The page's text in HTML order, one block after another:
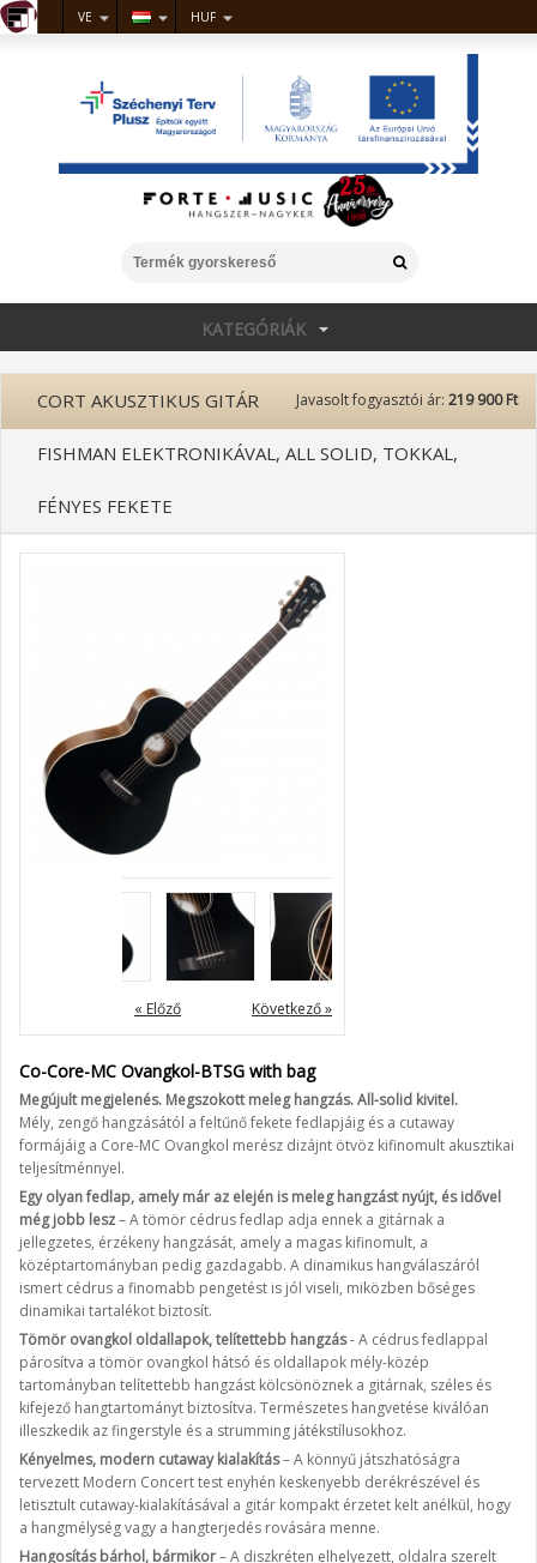
VE HUF
KATEGÓRIÁK
Javasolt fogyasztói ár: 219 900 Ft
CORT AKUSZTIKUS GITÁR
FISHMAN ELEKTRONIKÁVAL, ALL SOLID, TOKKAL,
FÉNYES FEKETE
« Előző Következő »
Co-Core-MC Ovangkol-BTSG with bag
Megújult megjelenés. Megszokott meleg hangzás. All-solid kivitel.
Mély, zengő hangzásától a feltűnő fekete fedlapjáig és a cutaway
formájáig a Core-MC Ovangkol merész dizájnt ötvöz kifinomult akusztikai
teljesítménnyel.
Egy olyan fedlap, amely már az elején is meleg hangzást nyújt, és idővel
még jobb lesz– A tömör cédrus fedlap adja ennek a gitárnak a
jellegzetes, érzékeny hangzását, amely a magas kifinomult, a
középtartományban pedig gazdagabb. A dinamikus hangválaszáról
ismert cédrus a finomabb pengetést is jól viseli, miközben bőséges
dinamikai tartalékot biztosít.
Tömör ovangkol oldallapok, telítettebb hangzás- A cédrus fedlappal
párosítva a tömör ovangkol hátsó és oldallapok mély-közép
tartományban telítettebb hangzást kölcsönöznek a gitárnak, széles és
kifejező hangtartományt biztosítva. Természetes hangvetése kiválóan
illeszkedik az fingerstyle és a strumming játékstílusokhoz.
Kényelmes, modern cutaway kialakítás– A könnyű játszhatóságra
tervezett Modern Concert test enyhén keskenyebb derékrészével és
letisztult cutaway-kialakításával a gitár kompakt érzetet kelt anélkül, hogy
a hangmélység vagy a hangterjedés rovására menne.
Hangosítás bárhol, bármikor– A diszkréten elhelyezett, oldalra szerelt